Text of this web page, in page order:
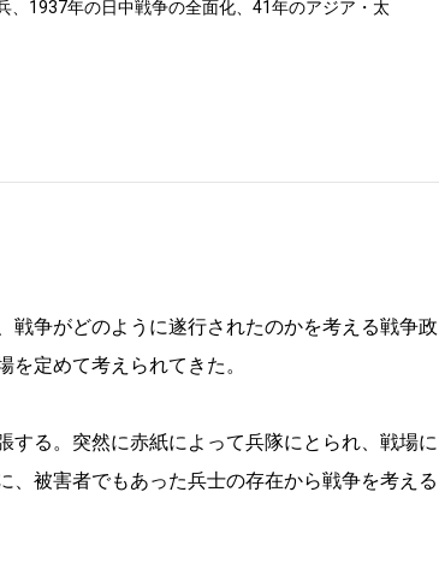
、1937年の日中戦争の全面化、41年のアジア・太
争がどのように遂行されたのかを考える戦争政
定めて考えられてきた。
する。突然に赤紙によって兵隊にとられ、戦場に
被害者でもあった兵士の存在から戦争を考える